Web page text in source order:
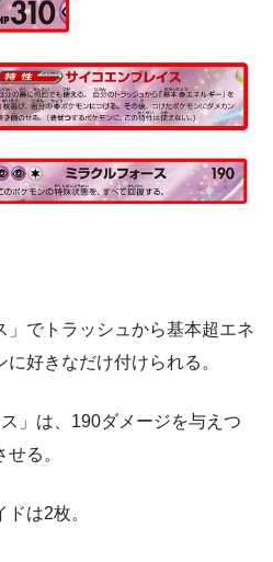
」でトラッシュから基本超エネ
好きなだけ付けられる。
」は、190ダメージを与えつ
る。
は2枚。